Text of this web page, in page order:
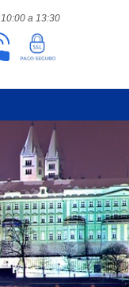
a 13:30